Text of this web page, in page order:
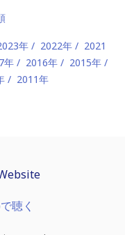
年 2022年
2021
年 2016年
2015年
2011年
聴く